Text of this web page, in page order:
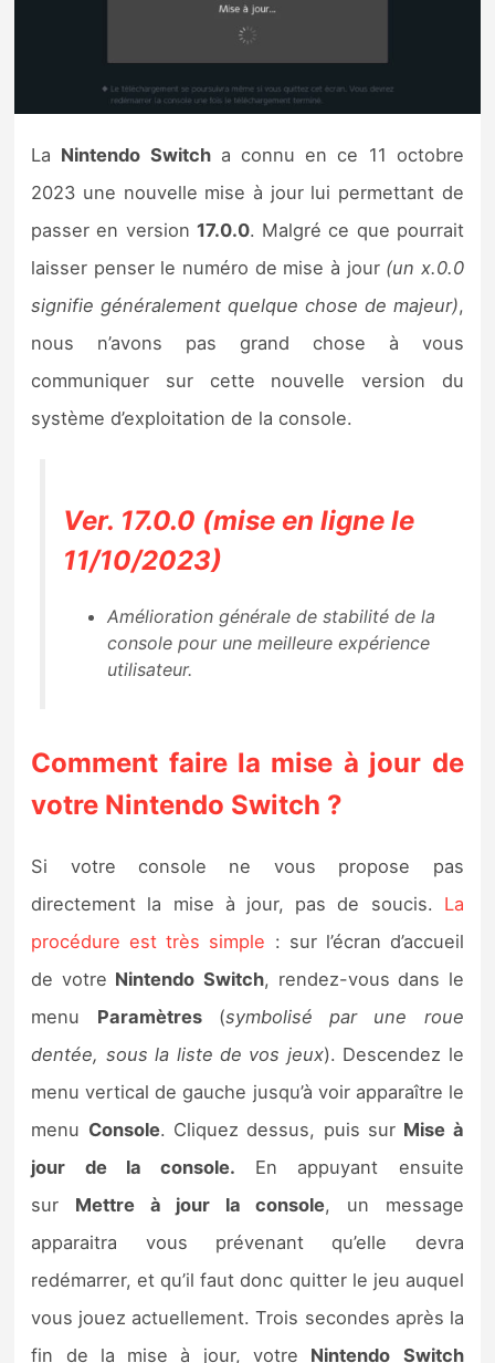
Tests et previews
Tests de jeux
Tests d’accessoires
Autres tests
Previews
Précommandes
Sorties de jeux
Guides
La Nintendo Switcha connu en ce 11 octobre
2023 une nouvelle mise à jour lui permettant de
passer en version 17.0.0. Malgré ce que pourrait
laisser penser le numéro de mise à jour (un x.0.0
signifie généralement quelque chose de majeur),
nous n’avons pas grand chose à vous
communiquer sur cette nouvelle version du
système d’exploitation de la console.
Ver. 17.0.0 (mise en ligne le
11/10/2023)
Amélioration générale de stabilité de la
console pour une meilleure expérience
utilisateur.
Comment faire la mise à jour de
votre Nintendo Switch ?
Si votre console ne vous propose pas
directement la mise à jour, pas de soucis. La
procédure est très simple : sur l’écran d’accueil
de votre Nintendo Switch, rendez-vous dans le
menu Paramètres(symbolisé par une roue
dentée, sous la liste de vos jeux). Descendez le
menu vertical de gauche jusqu’à voir apparaître le
menu Console. Cliquez dessus, puis sur Mise à
jour de la console. En appuyant ensuite
sur Mettre à jour la console, un message
apparaitra vous prévenant qu’elle devra
redémarrer, et qu’il faut donc quitter le jeu auquel
vous jouez actuellement. Trois secondes après la
fin de la mise à jour, votre Nintendo Switch